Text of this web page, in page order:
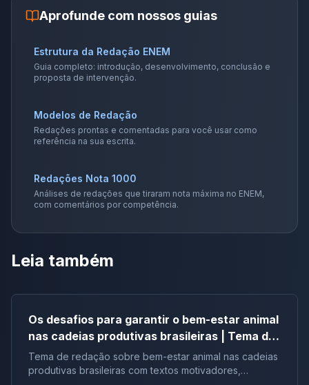
Aprofunde com nossos guias
Estrutura da Redação ENEM
Guia completo: introdução, desenvolvimento, conclusão e
proposta de intervenção.
Modelos de Redação
Redações prontas e comentadas para você usar como
referência na sua escrita.
Redações Nota 1000
Análises de redações que tiraram nota máxima no ENEM,
com comentários por competência.
Leia também
Os desafios para garantir o bem-estar animal
nas cadeias produtivas brasileiras | Tema de
redação
Tema de redação sobre bem-estar animal nas cadeias
produtivas brasileiras com textos motivadores,